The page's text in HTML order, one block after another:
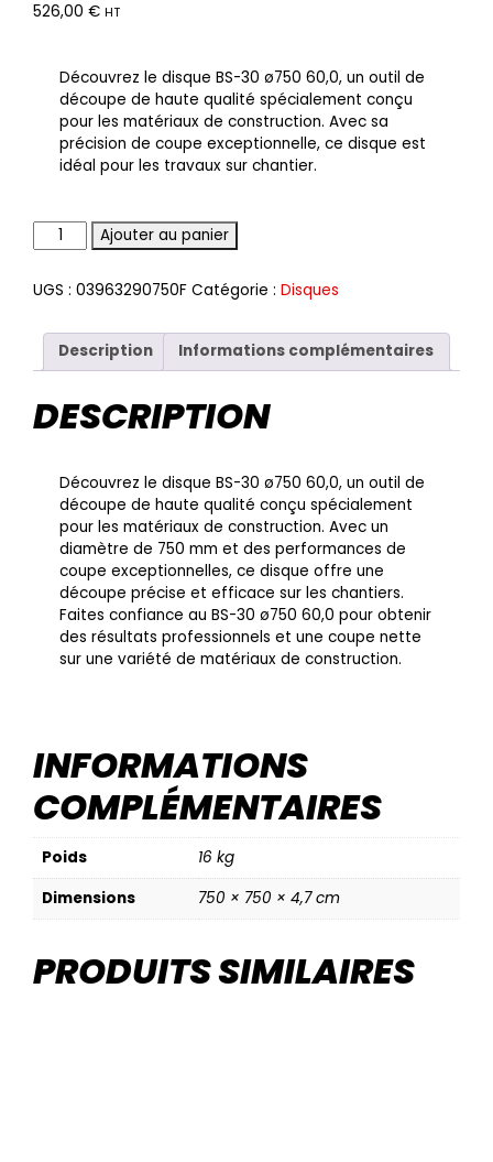
526,00 € HT
Découvrez le disque BS-30 ø750 60,0, un outil de
découpe de haute qualité spécialement conçu
pour les matériaux de construction. Avec sa
précision de coupe exceptionnelle, ce disque est
idéal pour les travaux sur chantier.
Quantité Ajouter au panier
UGS : 03963290750F Catégorie : Disques
Description Informations complémentaires
DESCRIPTION
Découvrez le disque BS-30 ø750 60,0, un outil de
découpe de haute qualité conçu spécialement
pour les matériaux de construction. Avec un
diamètre de 750 mm et des performances de
coupe exceptionnelles, ce disque offre une
découpe précise et efficace sur les chantiers.
Faites confiance au BS-30 ø750 60,0 pour obtenir
des résultats professionnels et une coupe nette
sur une variété de matériaux de construction.
INFORMATIONS
COMPLÉMENTAIRES
Poids
16 kg
Dimensions
750 × 750 × 4,7 cm
PRODUITS SIMILAIRES